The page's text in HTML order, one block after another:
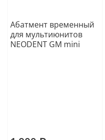
Абатмент временный
для мультиюнитов
NEODENT GM mini